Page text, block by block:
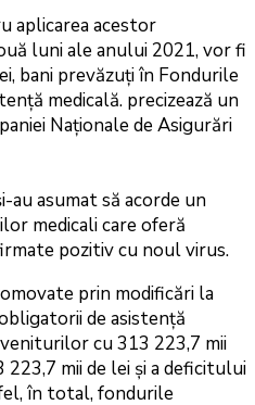
aplicarea acestor
luni ale anului 2021, vor fi
bani prevăzuți în Fondurile
medicală. precizează un
Naționale de Asigurări
au asumat să acorde un
medicali care oferă
pozitiv cu noul virus.
prin modificări la
de asistență
cu 313 223,7 mii
mii de lei și a deficitului
în total, fondurile